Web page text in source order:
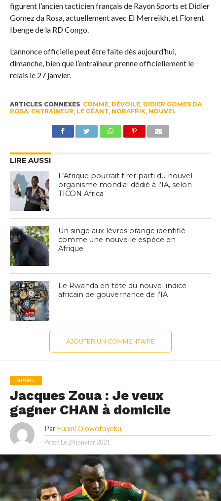
figurent l’ancien tacticien français de Rayon Sports et Didier
Gomez da Rosa, actuellement avec El Merreikh, et Florent
Ibenge de la RD Congo.
L’annonce officielle peut être faite dès aujourd’hui,
dimanche, bien que l’entraîneur prenne officiellement le
relais le 27 janvier.
ARTICLES CONNEXES COMME, DÉVOILE, DIDIER GOMES DA
ROSA, ENTRAÎNEUR LE GÉANT NORAFRIK, NOUVEL
LIRE AUSSI
L’Afrique pourrait tirer parti du nouvel
organisme mondial dédié à l’IA, selon
TICON Africa
Un singe aux lèvres orange identifié
comme une nouvelle espèce en
Afrique
Le Rwanda en tête du nouvel indice
africain de gouvernance de l’IA
AJOUTER UN COMMENTAIRE
SPORT
Jacques Zoua : Je veux
gagner CHAN à domicile
Par Funmi Olowofoyeku
Posté Le 24 janvier 2021